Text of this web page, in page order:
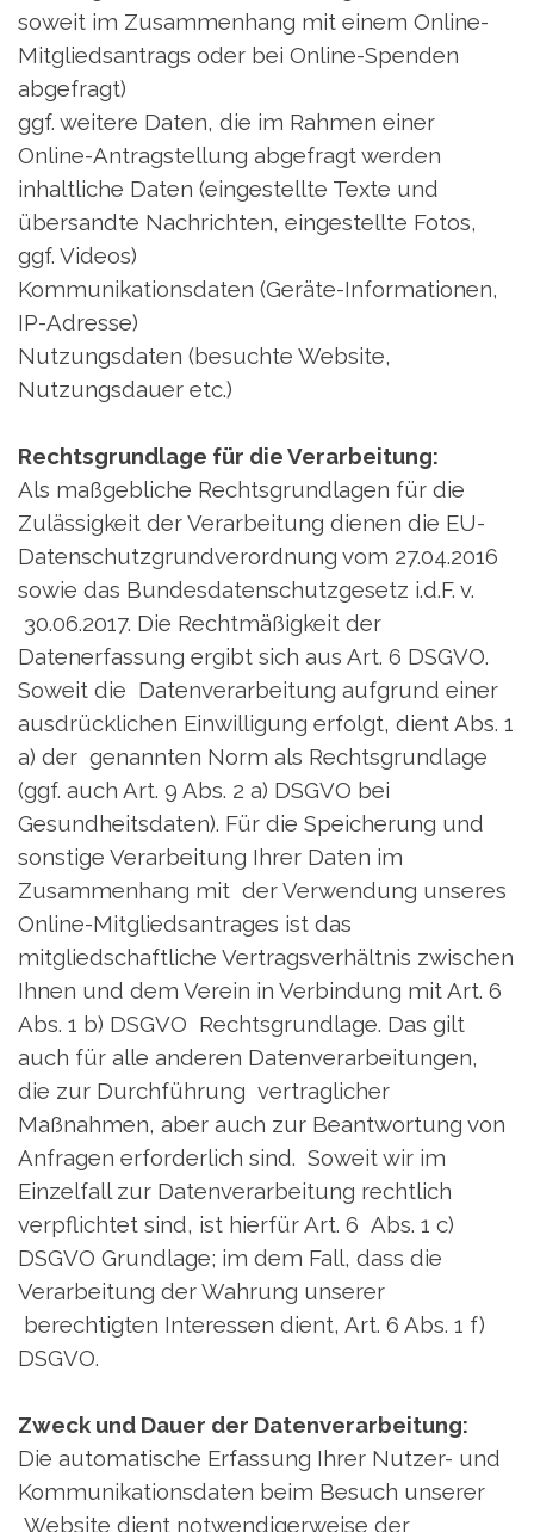
soweit im Zusammenhang mit einem Online-
Mitgliedsantrags oder bei Online-Spenden
abgefragt)
ggf. weitere Daten, die im Rahmen einer
Online-Antragstellung abgefragt werden
inhaltliche Daten (eingestellte Texte und
übersandte Nachrichten, eingestellte Fotos,
ggf. Videos)
Kommunikationsdaten (Geräte-Informationen,
IP-Adresse)
Nutzungsdaten (besuchte Website,
Nutzungsdauer etc.)
Rechtsgrundlage für die Verarbeitung:
Als maßgebliche Rechtsgrundlagen für die
Zulässigkeit der Verarbeitung dienen die EU-
Datenschutzgrundverordnung vom 27.04.2016
sowie das Bundesdatenschutzgesetz i.d.F. v.
30.06.2017. Die Rechtmäßigkeit der
Datenerfassung ergibt sich aus Art. 6 DSGVO.
Soweit die Datenverarbeitung aufgrund einer
ausdrücklichen Einwilligung erfolgt, dient Abs. 1
a) der genannten Norm als Rechtsgrundlage
(ggf. auch Art. 9 Abs. 2 a) DSGVO bei
Gesundheitsdaten). Für die Speicherung und
sonstige Verarbeitung Ihrer Daten im
Zusammenhang mit der Verwendung unseres
Online-Mitgliedsantrages ist das
mitgliedschaftliche Vertragsverhältnis zwischen
Ihnen und dem Verein in Verbindung mit Art. 6
Abs. 1 b) DSGVO Rechtsgrundlage. Das gilt
auch für alle anderen Datenverarbeitungen,
die zur Durchführung vertraglicher
Maßnahmen, aber auch zur Beantwortung von
Anfragen erforderlich sind. Soweit wir im
Einzelfall zur Datenverarbeitung rechtlich
verpflichtet sind, ist hierfür Art. 6 Abs. 1 c)
DSGVO Grundlage; im dem Fall, dass die
Verarbeitung der Wahrung unserer
berechtigten Interessen dient, Art. 6 Abs. 1 f)
DSGVO.
Zweck und Dauer der Datenverarbeitung:
Die automatische Erfassung Ihrer Nutzer- und
Kommunikationsdaten beim Besuch unserer
Website dient notwendigerweise der